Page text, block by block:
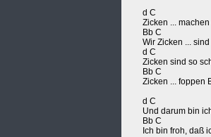
d C
Zicken ...
Bb C
Wir Zicken ...
d C
Zicken sind so
Bb C
Zicken ... foppen
d C
Und darum bin
Bb C
Ich bin froh, daß